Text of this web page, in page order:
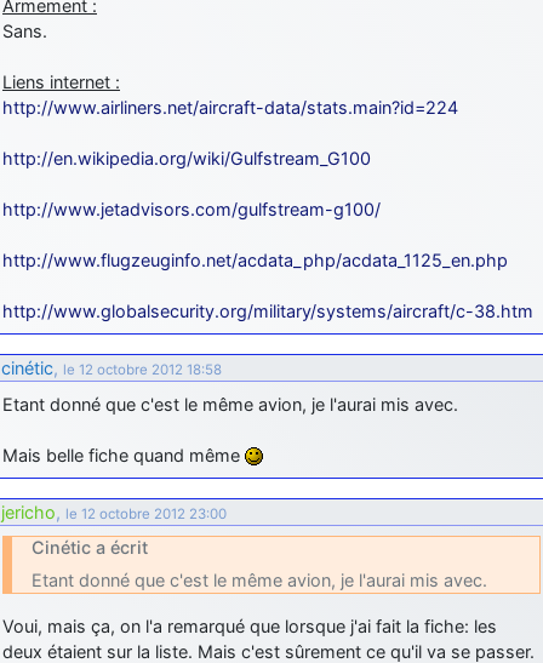
Armement :
Sans.
Liens internet :
http://www.airliners.net/aircraft-data/stats.main?id=224
http://en.wikipedia.org/wiki/Gulfstream_G100
http://www.jetadvisors.com/gulfstream-g100/
http://www.flugzeuginfo.net/acdata_php/acdata_1125_en.php
http://www.globalsecurity.org/military/systems/aircraft/c-38.htm
cinétic, le 12 octobre 2012 18:58
Etant donné que c'est le même avion, je l'aurai mis avec.
Mais belle fiche quand même
jericho, le 12 octobre 2012 23:00
Cinétic a écrit
Etant donné que c'est le même avion, je l'aurai mis avec.
Voui, mais ça, on l'a remarqué que lorsque j'ai fait la fiche: les
deux étaient sur la liste. Mais c'est sûrement ce qu'il va se passer.